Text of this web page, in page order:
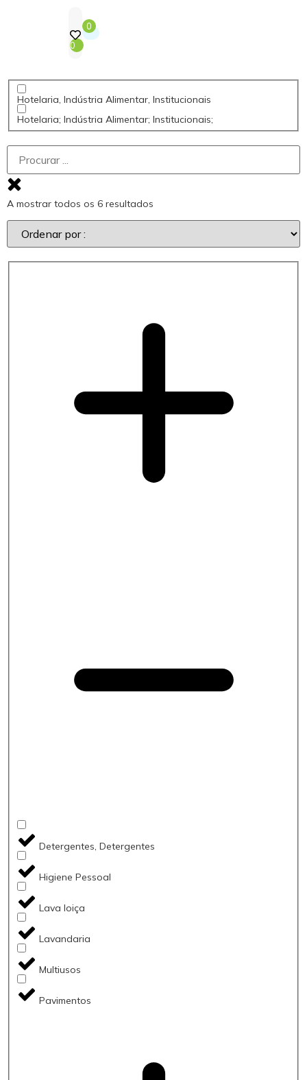
0
0
Hotelaria, Indústria Alimentar, Institucionais
Hotelaria; Indústria Alimentar; Institucionais;
A mostrar todos os 6 resultados
Detergentes, Detergentes
Higiene Pessoal
Lava loiça
Lavandaria
Multiusos
Pavimentos